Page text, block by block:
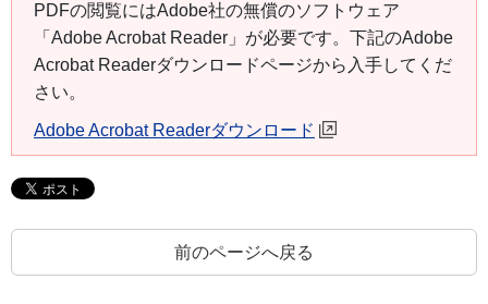
PDFの閲覧にはAdobe社の無償のソフトウェア
「Adobe Acrobat Reader」が必要です。下記のAdobe
Acrobat Readerダウンロードページから入手してくだ
さい。
Adobe Acrobat Readerダウンロード
前のページへ戻る